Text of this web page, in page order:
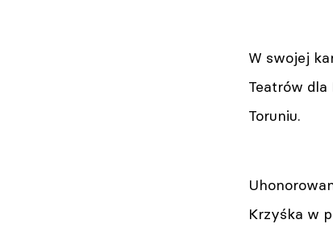
W swojej
Teatrów
Toruniu.
Krzyśka w